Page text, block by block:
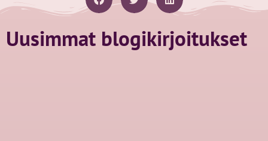
Uusimmat blogikirjoitukset